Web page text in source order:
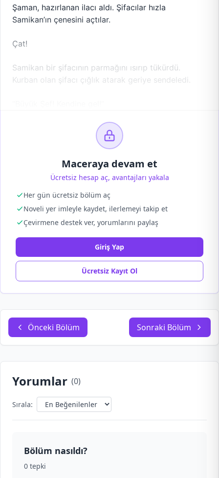
Şaman, hazırlanan ilacı aldı. Şifacılar hızla
Samikan’ın çenesini açtılar.
Çat!
Samikan bir şifacının parmağını ısırıp tükürdü.
Kurban olan şifacı çığlık atarak geriye sendeledi.
Maceraya devam et
Ücretsiz hesap aç, avantajları yakala
Her gün ücretsiz bölüm aç
Noveli yer imleyle kaydet, ilerlemeyi takip et
Çevirmene destek ver, yorumlarını paylaş
Giriş Yap
Ücretsiz Kayıt Ol
Önceki Bölüm Sonraki Bölüm
Yorumlar (0)
Sırala:
Bölüm nasıldı?
0 tepki